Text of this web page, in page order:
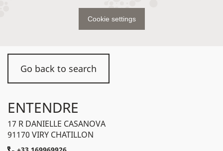
Go back to search
ENTENDRE
17 R DANIELLE CASANOVA
91170 VIRY CHATILLON
Cookie settings